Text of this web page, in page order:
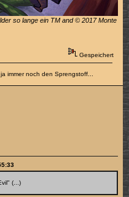
so lange ein TM and © 2017 Monte
Gespeichert
immer noch den Sprengstoff...
(...)